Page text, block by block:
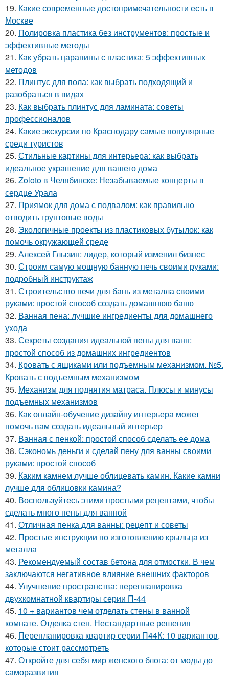
19. Какие современные достопримечательности есть в
Москве
20. Полировка пластика без инструментов: простые и
эффективные методы
21. Как убрать царапины с пластика: 5 эффективных
методов
22. Плинтус для пола: как выбрать подходящий и
разобраться в видах
23. Как выбрать плинтус для ламината: советы
профессионалов
24. Какие экскурсии по Краснодару самые популярные
среди туристов
25. Стильные картины для интерьера: как выбрать
идеальное украшение для вашего дома
26. Zoloto в Челябинске: Незабываемые концерты в
сердце Урала
27. Приямок для дома с подвалом: как правильно
отводить грунтовые воды
28. Экологичные проекты из пластиковых бутылок: как
помочь окружающей среде
29. Алексей Глызин: лидер, который изменил бизнес
30. Строим самую мощную банную печь своими руками:
подробный инструктаж
31. Строительство печи для бань из металла своими
руками: простой способ создать домашнюю баню
32. Ванная пена: лучшие ингредиенты для домашнего
ухода
33. Секреты создания идеальной пены для ванн:
простой способ из домашних ингредиентов
34. Кровать с ящиками или подъемным механизмом. №5.
Кровать с подъемным механизмом
35. Механизм для поднятия матраса. Плюсы и минусы
подъемных механизмов
36. Как онлайн-обучение дизайну интерьера может
помочь вам создать идеальный интерьер
37. Ванная с пенкой: простой способ сделать ее дома
38. Сэкономь деньги и сделай пену для ванны своими
руками: простой способ
39. Каким камнем лучше облицевать камин. Какие камни
лучше для облицовки камина?
40. Воспользуйтесь этими простыми рецептами, чтобы
сделать много пены для ванной
41. Отличная пенка для ванны: рецепт и советы
42. Простые инструкции по изготовлению крыльца из
металла
43. Рекомендуемый состав бетона для отмостки. В чем
заключаются негативное влияние внешних факторов
44. Улучшение пространства: перепланировка
двухкомнатной квартиры серии П-44
45. 10 + вариантов чем отделать стены в ванной
комнате. Отделка стен. Нестандартные решения
46. Перепланировка квартир серии П44К: 10 вариантов,
которые стоит рассмотреть
47. Откройте для себя мир женского блога: от моды до
саморазвития